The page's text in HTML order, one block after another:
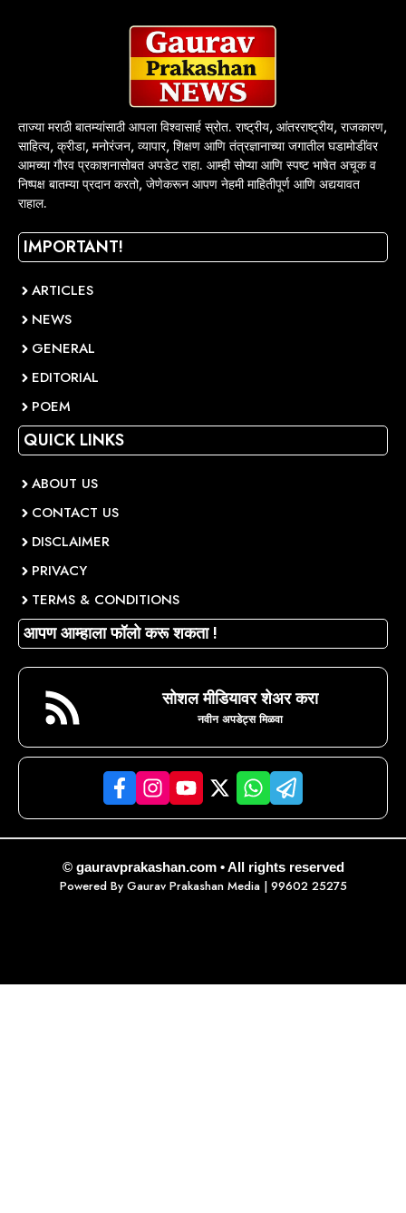
ताज्या मराठी बातम्यांसाठी आपला विश्वासार्ह स्रोत. राष्ट्रीय, आंतरराष्ट्रीय, राजकारण,
साहित्य, क्रीडा, मनोरंजन, व्यापार, शिक्षण आणि तंत्रज्ञानाच्या जगातील घडामोडींवर
आमच्या गौरव प्रकाशनासोबत अपडेट राहा. आम्ही सोप्या आणि स्पष्ट भाषेत अचूक व
निष्पक्ष बातम्या प्रदान करतो, जेणेकरून आपण नेहमी माहितीपूर्ण आणि अद्ययावत
राहाल.
IMPORTANT!
ARTICLES
NEWS
GENERAL
EDITORIAL
POEM
QUICK LINKS
ABOUT US
CONTACT US
DISCLAIMER
PRIVACY
TERMS & CONDITIONS
आपण आम्हाला फॉलो करू शकता !
सोशल मीडियावर शेअर करा
नवीन अपडेट्स मिळवा
© gauravprakashan.com • All rights reserved
Powered By Gaurav Prakashan Media| 99602 25275